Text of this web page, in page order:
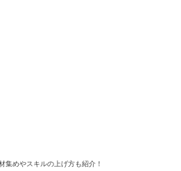
集めやスキルの上げ方も紹介！